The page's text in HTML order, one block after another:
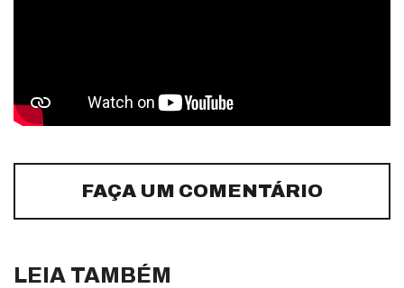
FAÇA UM COMENTÁRIO
LEIA TAMBÉM